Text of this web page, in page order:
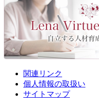
関連リンク
個人情報の取扱い
サイトマップ